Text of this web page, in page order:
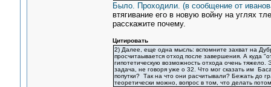
Было. Проходили. (в сообщение от
втягивание его в новую войну на углях
расскажите почему.
Цитировать
2) Далее, еще одна мысль: вспомните захват на
просчитаывается отход после завершения. А куда
гипотетическую возможность отхода очень тяжело.
задача, не говоря уже о 32. Что мог сказать им
попутки? Так на что они расчитывали? Бежать до
теоретически можно, вопрос в том, что делать